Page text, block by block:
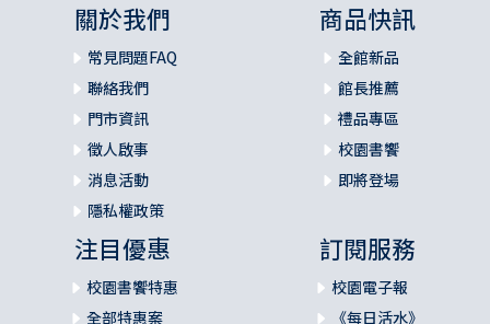
關於我們
常見問題FAQ
聯絡我們
門市資訊
徵人啟事
消息活動
隱私權政策
商品快訊
全館新品
館長推薦
禮品專區
校園書饗
即將登場
注目優惠
校園書饗特惠
全部特惠案
訂閱服務
校園電子報
《每日活水》